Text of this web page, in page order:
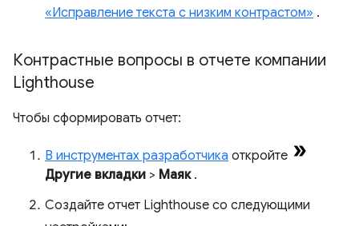
«Исправление текста с низким контрастом» .
Контрастные вопросы в отчете компании
Lighthouse
Чтобы сформировать отчет:
В инструментах разработчика откройте
Другие вкладки > Маяк.
Создайте отчет Lighthouse со следующими